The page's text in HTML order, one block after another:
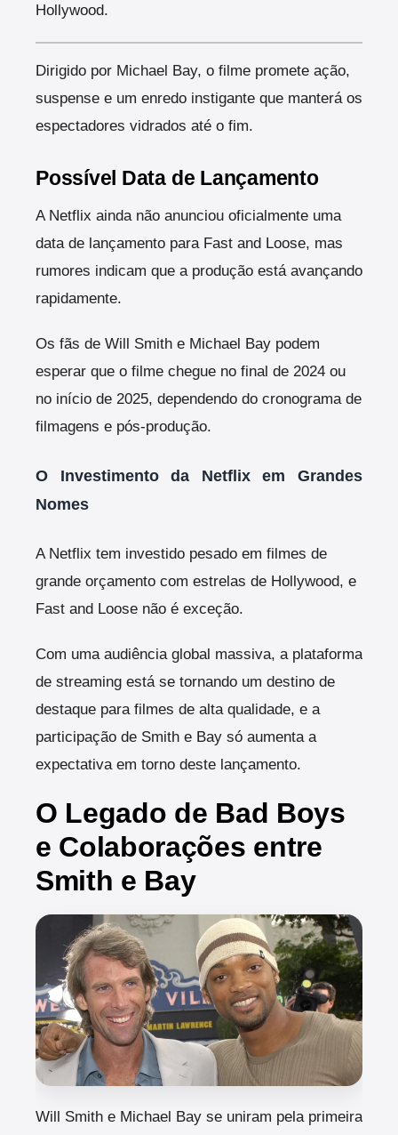
Hollywood.
Dirigido por Michael Bay, o filme promete ação,
suspense e um enredo instigante que manterá os
espectadores vidrados até o fim.
Possível Data de Lançamento
A Netflix ainda não anunciou oficialmente uma
data de lançamento para Fast and Loose, mas
rumores indicam que a produção está avançando
rapidamente.
Os fãs de Will Smith e Michael Bay podem
esperar que o filme chegue no final de 2024 ou
no início de 2025, dependendo do cronograma de
filmagens e pós-produção.
O Investimento da Netflix em Grandes
Nomes
A Netflix tem investido pesado em filmes de
grande orçamento com estrelas de Hollywood, e
Fast and Loose não é exceção.
Com uma audiência global massiva, a plataforma
de streaming está se tornando um destino de
destaque para filmes de alta qualidade, e a
participação de Smith e Bay só aumenta a
expectativa em torno deste lançamento.
O Legado de Bad Boys
e Colaborações entre
Smith e Bay
Will Smith e Michael Bay se uniram pela primeira